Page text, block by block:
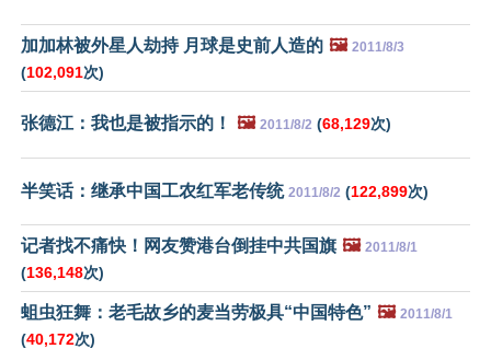
加加林被外星人劫持 月球是史前人造的 🖼️ 2011/8/3
(102,091次)
张德江：我也是被指示的！ 🖼️ 2011/8/2 (68,129次)
半笑话：继承中国工农红军老传统 2011/8/2 (122,899次)
记者找不痛快！网友赞港台倒挂中共国旗 🖼️ 2011/8/1
(136,148次)
蛆虫狂舞：老毛故乡的麦当劳极具“中国特色” 🖼️ 2011/8/1
(40,172次)